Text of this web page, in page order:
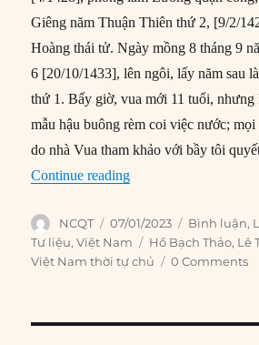
Giêng năm Thuận Thiên thứ 2, [9/2/
Hoàng thái tử. Ngày mồng 8 tháng 9
6 [20/10/1433], lên ngôi, lấy năm sau
thứ 1. Bấy giờ, vua mới 11 tuổi, nhưng
mẫu hậu buông rèm coi việc nước;
do nhà Vua tham khảo với bầy tôi
Continue reading“Đại Việt dưới thời
Author
NCQT
Posted
on
07/01/2023 Categories
Bình luận,
Tư liệu,Việt Nam Tags
Hồ Bạch Thảo, Lê
Việt Nam thời tự chủ
0 Comments